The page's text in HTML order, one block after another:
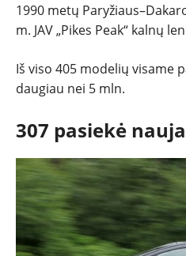
1990 metų
m. JAV „Pikes Peak“ kalnų
Iš viso 405 modelių visame
daugiau nei 5 mln.
307 pasiekė